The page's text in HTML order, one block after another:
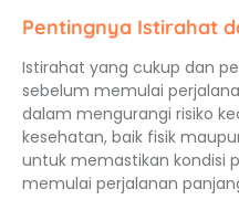
Pentingnya Istirahat
Istirahat yang cukup dan
sebelum memulai
dalam mengurangi risiko
kesehatan, baik fisik
untuk memastikan kondisi
memulai perjalanan